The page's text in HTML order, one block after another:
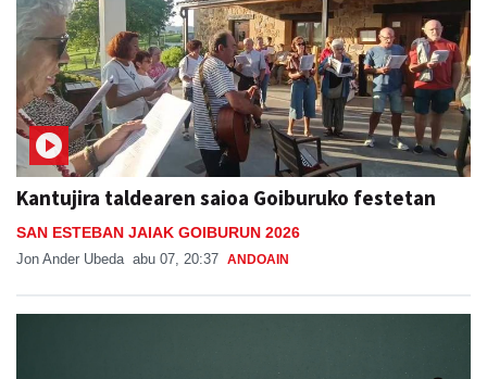
Kantujira taldearen saioa Goiburuko festetan
SAN ESTEBAN JAIAK GOIBURUN 2026
Jon Ander Ubeda abu 07, 20:37 ANDOAIN